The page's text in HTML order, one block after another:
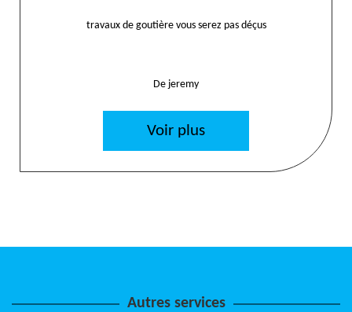
travaux de goutière vous serez pas déçus
De jeremy
Voir plus
Autres services